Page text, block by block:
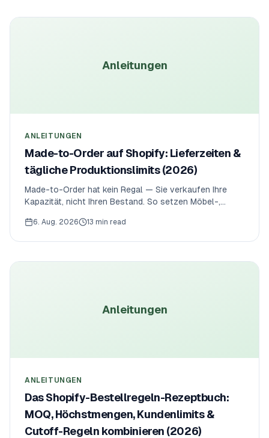
Anleitungen
ANLEITUNGEN
Made-to-Order auf Shopify: Lieferzeiten &
tägliche Produktionslimits (2026)
Made-to-Order hat kein Regal — Sie verkaufen Ihre
Kapazität, nicht Ihren Bestand. So setzen Möbel-,
Lieferzeiten, begrenzen die Produktion pro Tag oder
6. Aug. 2026 13 min read
Anleitungen
ANLEITUNGEN
Das Shopify-Bestellregeln-Rezeptbuch:
MOQ, Höchstmengen, Kundenlimits &
Cutoff-Regeln kombinieren (2026)